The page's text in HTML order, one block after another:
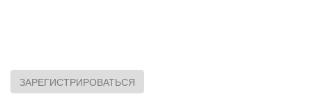
ЗАРЕГИСТРИРОВАТЬСЯ